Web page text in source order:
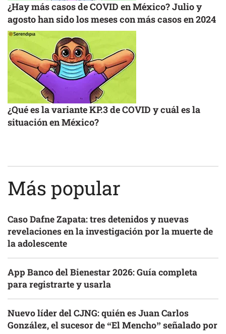
¿Hay más casos de COVID en México? Julio y
agosto han sido los meses con más casos en 2024
¿Qué es la variante KP.3 de COVID y cuál es la
situación en México?
Más popular
Caso Dafne Zapata: tres detenidos y nuevas
revelaciones en la investigación por la muerte de
la adolescente
App Banco del Bienestar 2026: Guía completa
para registrarte y usarla
Nuevo líder del CJNG: quién es Juan Carlos
González, el sucesor de “El Mencho” señalado por